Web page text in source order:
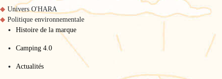
Univers O'HARA
Politique environnementale
Histoire de la marque
Camping 4.0
Actualités